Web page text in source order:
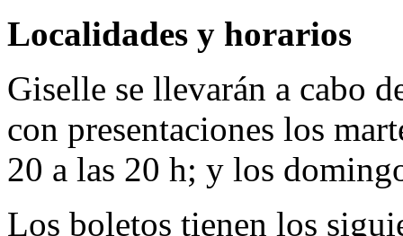
Localidades y horarios
Giselle se llevarán a cabo
con presentaciones los
20 a las 20 h; y los
Los boletos tienen los